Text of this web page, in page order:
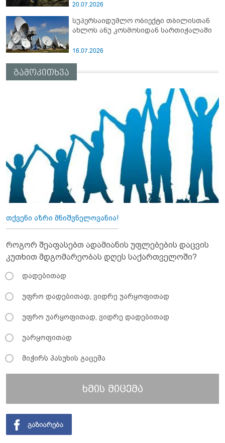
20.07.2026
სუპერსაიდუმლო ობიექტი თბილისთან
ახლოს ანუ კოსმოსიდან სართიჭალაში
16.07.2026
გამოკითხვა
თქვენი აზრი მნიშვნელოვანია!
როგორ შეაფასებთ ადამიანის უფლებების დაცვის
კუთხით მდგომარეობას დღეს საქართველოში?
დადებითად
უფრო დადებითად, ვიდრე უარყოფითად
უფრო უარყოფითად, ვიდრე დადებითად
უარყოფითად
მიჭირს პასუხის გაცემა
ხმის მიცემა